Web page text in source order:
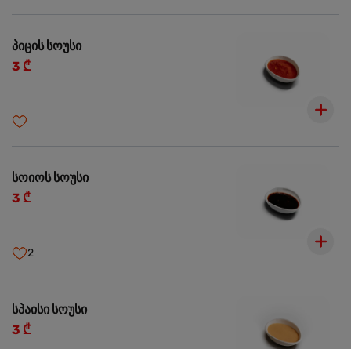
პიცის სოუსი
3 ₾
სოიოს სოუსი
3 ₾
2
სპაისი სოუსი
3 ₾